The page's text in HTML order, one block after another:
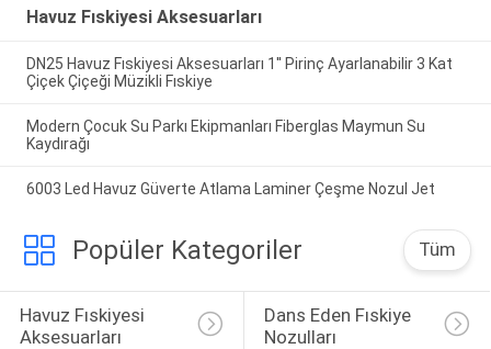
Havuz Fıskiyesi Aksesuarları
DN25 Havuz Fıskiyesi Aksesuarları 1'' Pirinç Ayarlanabilir 3 Kat
Çiçek Çiçeği Müzikli Fıskiye
Modern Çocuk Su Parkı Ekipmanları Fiberglas Maymun Su
Kaydırağı
6003 Led Havuz Güverte Atlama Laminer Çeşme Nozul Jet
Popüler Kategoriler Tüm
Havuz Fıskiyesi
Aksesuarları
Dans Eden Fıskiye
Nozulları